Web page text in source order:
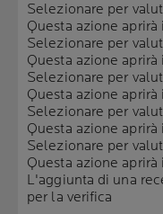
Selezionare per
Questa azione
Selezionare per
Questa azione
Selezionare per
Questa azione
Selezionare per
Questa azione
Selezionare per
Questa azione
L'aggiunta di una
per la verifica